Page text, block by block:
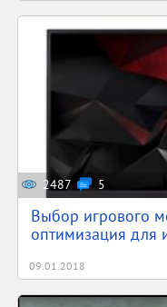
2487 5
Выбор игрового
оптимизация для
09.01.2018